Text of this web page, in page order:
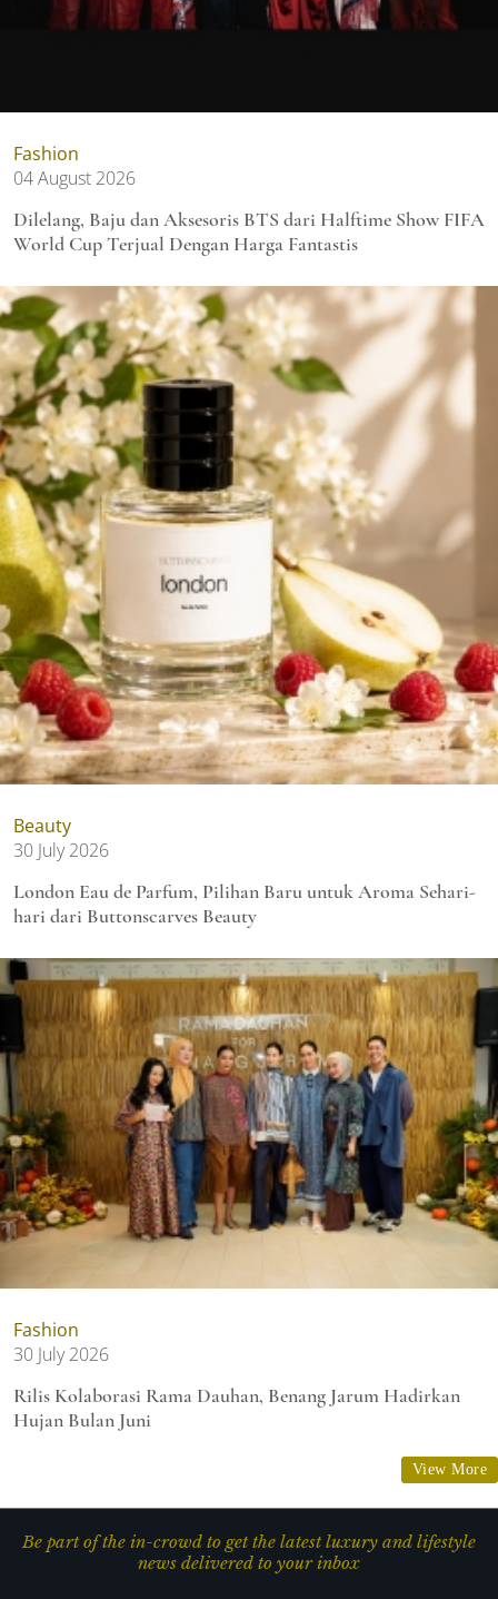
Fashion
04 August 2026
Dilelang, Baju dan Aksesoris BTS dari Halftime Show FIFA
World Cup Terjual Dengan Harga Fantastis
Beauty
30 July 2026
London Eau de Parfum, Pilihan Baru untuk Aroma Sehari-
hari dari Buttonscarves Beauty
Fashion
30 July 2026
Rilis Kolaborasi Rama Dauhan, Benang Jarum Hadirkan
Hujan Bulan Juni
View More
Be part of the in-crowd to get the latest luxury and lifestyle
news delivered to your inbox